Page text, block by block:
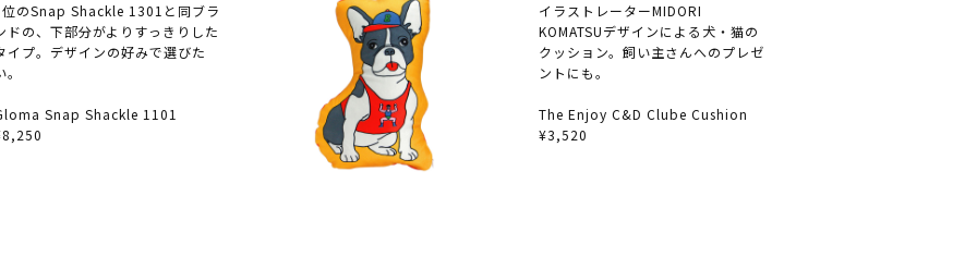
のSnap Shackle 1301と同ブラ
ドの、下部分がよりすっきりした
イプ。デザインの好みで選びた
。
Snap Shackle 1101
イラストレーターMIDORI
KOMATSUデザインによる犬・猫の
クッション。飼い主さんへのプレゼ
ントにも。
The Enjoy C&D Clube Cushion
¥3,520